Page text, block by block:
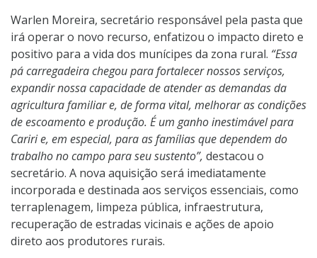
Warlen Moreira, secretário responsável pela pasta que
irá operar o novo recurso, enfatizou o impacto direto e
positivo para a vida dos munícipes da zona rural. “Essa
pá carregadeira chegou para fortalecer nossos serviços,
expandir nossa capacidade de atender as demandas da
agricultura familiar e, de forma vital, melhorar as condições
de escoamento e produção. É um ganho inestimável para
Cariri e, em especial, para as famílias que dependem do
trabalho no campo para seu sustento”, destacou o
secretário. A nova aquisição será imediatamente
incorporada e destinada aos serviços essenciais, como
terraplenagem, limpeza pública, infraestrutura,
recuperação de estradas vicinais e ações de apoio
direto aos produtores rurais.